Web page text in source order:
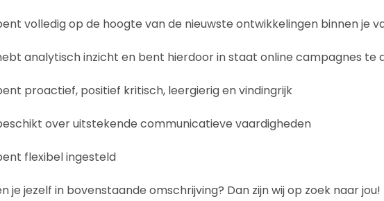
volledig op de hoogte van de nieuwste ontwikkelingen binnen je
analytisch inzicht en bent hierdoor in staat online campagnes te
proactief, positief kritisch, leergierig en vindingrijk
over uitstekende communicatieve vaardigheden
flexibel ingesteld
je jezelf in bovenstaande omschrijving? Dan zijn wij op zoek naar jou!